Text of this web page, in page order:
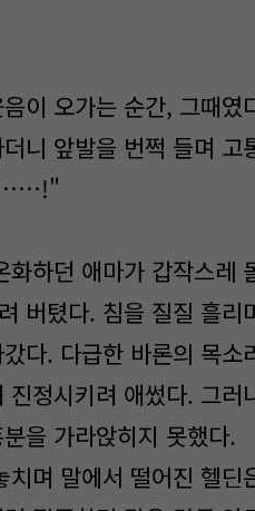
이 오가는 순간, 그때
니 앞발을 번쩍 들며 고
……!"
화하던 애마가 갑작스레
버텼다. 침을 질질 흘
다. 다급한 바론의 목
진정시키려 애썼다. 그
을 가라앉히지 못했다.
치며 말에서 떨어진 헬